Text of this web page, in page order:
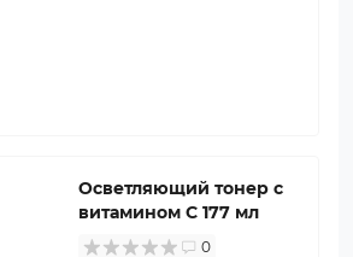
Осветляющий тонер с
витамином C 177 мл
0